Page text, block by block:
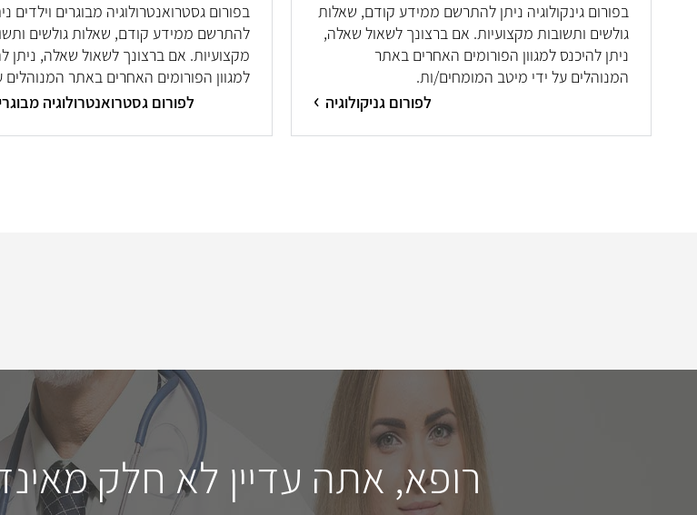
בפורום גינקולוגיה ניתן להתרשם ממידע קודם, שאלות
גולשים ותשובות מקצועיות. אם ברצונך לשאול שאלה,
ניתן להיכנס למגוון הפורומים האחרים באתר
המנוהלים על ידי מיטב המומחים/ות.
לפורום גניקולוגיה
בפורום גסטרואנטרולוגיה מבוגרים וילדים
להתרשם ממידע קודם, שאלות גולשים
מקצועיות. אם ברצונך לשאול שאלה, ניתן
למגוון הפורומים האחרים באתר המנוהלים
מיטב המומחים/ות.
לפורום גסטרואנטרולוגיה
רופא, אתה עדיין לא חלק